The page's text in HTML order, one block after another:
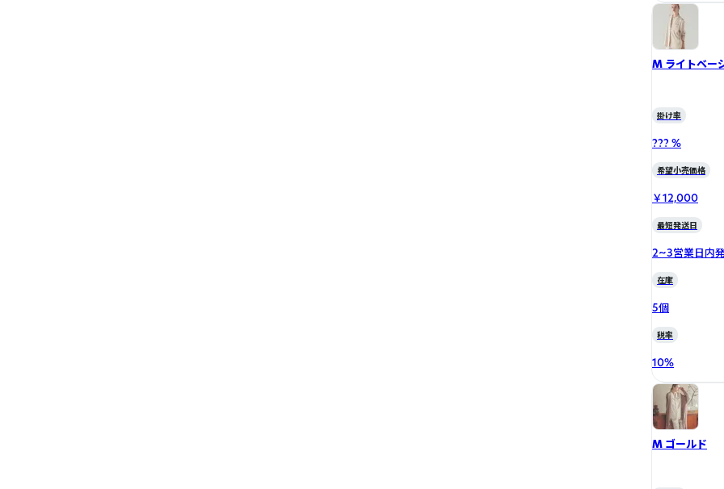
M ライトベー
掛け率
??? %
希望小売価格
￥12,000
最短発送日
2~3営業日内
在庫
5個
税率
10%
M ゴールド